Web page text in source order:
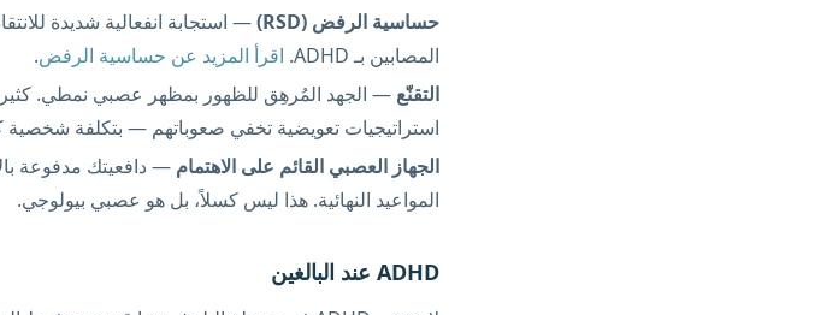
حساسية الرفض (RSD)
المصابين بـ ADHD.
اقرأ المزيد عن حساسية الرفض.
التقنّع
استراتيجيات تعويضية تخفي صعوباتهم — بتكلفة شخصية
الجهاز العصبي القائم على الاهتمام — دافعيتك مدفوعة
المواعيد النهائية. هذا ليس كسلاً، بل هو عصبي بيولوجي.
ADHD عند البالغين